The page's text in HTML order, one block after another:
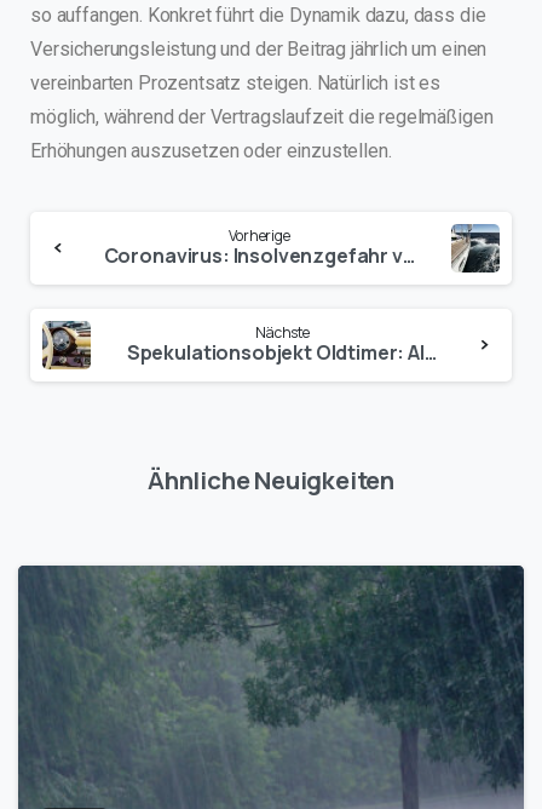
so auffangen. Konkret führt die Dynamik dazu, dass die
Versicherungsleistung und der Beitrag jährlich um einen
vereinbarten Prozentsatz steigen. Natürlich ist es
möglich, während der Vertragslaufzeit die regelmäßigen
Erhöhungen auszusetzen oder einzustellen.
Vorherige
Coronavirus: Insolvenzgefahr von Reiseveranstaltern steigt
Nächste
Spekulationsobjekt Oldtimer: Alternative Kapitalanlagen – richtig versichern
Ähnliche Neuigkeiten
1